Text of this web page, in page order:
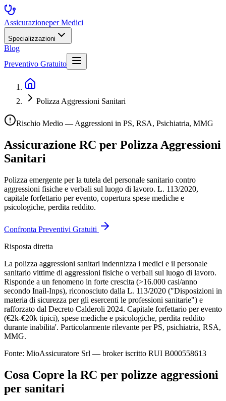
Assicurazioneper Medici
Specializzazioni
Blog
Preventivo Gratuito
Polizza Aggressioni Sanitari
Rischio Medio — Aggressioni in PS, RSA, Psichiatria, MMG
Assicurazione RC per Polizza Aggressioni
Sanitari
Polizza emergente per la tutela del personale sanitario contro
aggressioni fisiche e verbali sul luogo di lavoro. L. 113/2020,
capitale forfettario per evento, copertura spese mediche e
psicologiche, perdita reddito.
Confronta Preventivi Gratuiti
Risposta diretta
La polizza aggressioni sanitari indennizza i medici e il personale
sanitario vittime di aggressioni fisiche o verbali sul luogo di lavoro.
Risponde a un fenomeno in forte crescita (>16.000 casi/anno
secondo Inail-Inps), riconosciuto dalla L. 113/2020 ("Disposizioni in
materia di sicurezza per gli esercenti le professioni sanitarie") e
rafforzato dal Decreto Calderoli 2024. Capitale forfettario per evento
(€2k-€20k tipici), spese mediche e psicologiche, perdita reddito
durante inabilita'. Particolarmente rilevante per PS, psichiatria, RSA,
MMG.
Fonte: MioAssicuratore Srl — broker iscritto RUI B000558613
Cosa Copre la RC per polizze aggressioni
per sanitari